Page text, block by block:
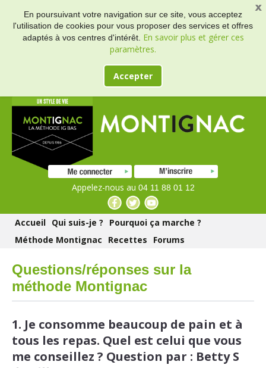
En poursuivant votre navigation sur ce site, vous acceptez
l'utilisation de cookies pour vous proposer des services et offres
adaptés à vos centres d'intérêt. En savoir plus et gérer ces
paramètres.
Accepter
Appelez-nous au 04 11 88 01 12
Accueil Qui suis-je ?
Pourquoi ça marche ?
Méthode Montignac
Recettes Forums
Questions/réponses sur la
méthode Montignac
1. Je consomme beaucoup de pain et à
tous les repas. Quel est celui que vous
me conseillez ? Question par : Betty S